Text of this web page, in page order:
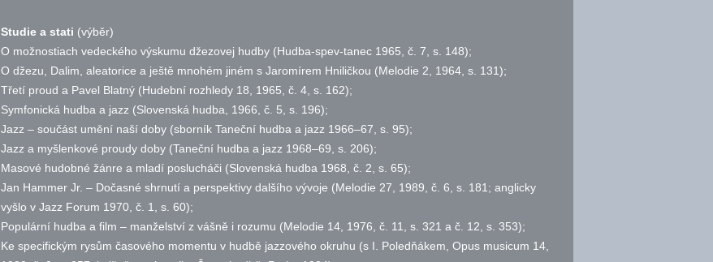
Studie a stati (výběr)
O možnostiach vedeckého výskumu džezovej hudby (Hudba-spev-tanec 1965, č. 7, s. 148);
O džezu, Dalim, aleatorice a ještě mnohém jiném s Jaromírem Hniličkou (Melodie 2, 1964, s. 131);
Třetí proud a Pavel Blatný (Hudební rozhledy 18, 1965, č. 4, s. 162);
Symfonická hudba a jazz (Slovenská hudba, 1966, č. 5, s. 196);
Jazz – součást umění naší doby (sborník Taneční hudba a jazz 1966–67, s. 95);
Jazz a myšlenkové proudy doby (Taneční hudba a jazz 1968–69, s. 206);
Masové hudobné žánre a mladí poslucháči (Slovenská hudba 1968, č. 2, s. 65);
Jan Hammer Jr. – Dočasné shrnutí a perspektivy dalšího vývoje (Melodie 27, 1989, č. 6, s. 181; anglicky
vyšlo v Jazz Forum 1970, č. 1, s. 60);
Populární hudba a film – manželství z vášně i rozumu (Melodie 14, 1976, č. 11, s. 321 a č. 12, s. 353);
Ke specifickým rysům časového momentu v hudbě jazzového okruhu (s I. Poledňákem, Opus musicum 14,